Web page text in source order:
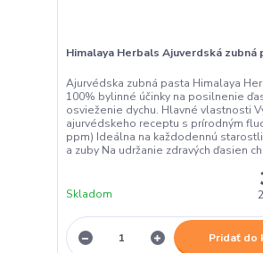
Himalaya Herbals Ajuverdská zubná
Ajurvédska zubná pasta Himalaya
100% bylinné účinky na posilnenie
osvieženie dychu. Hlavné vlastnosti
ajurvédskeho receptu s prírodným
ppm) Ideálna na každodennú
a zuby Na udržanie zdravých ďasien
Skladom
Pridať do